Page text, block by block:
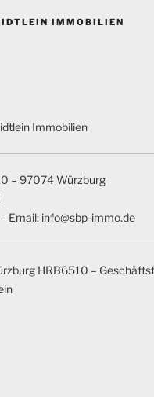
IMMOBILIEN
Immobilien
– 97074 Würzburg
Email: info@sbp-immo.de
HRB6510 –